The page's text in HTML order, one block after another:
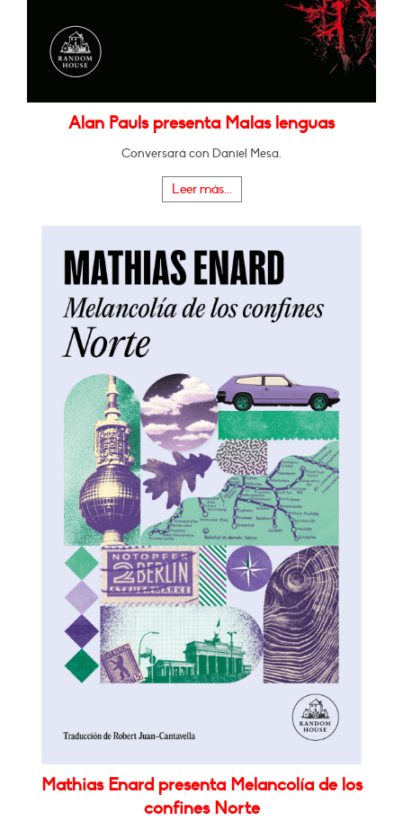
Alan Pauls presenta Malas lenguas
Conversará con Daniel Mesa.
Leer más...
Mathias Enard presenta Melancolía de los
confines Norte